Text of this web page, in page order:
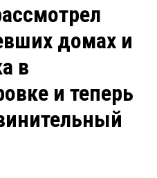
Рейтинги
Блоги
Архив
домах и
в
и теперь